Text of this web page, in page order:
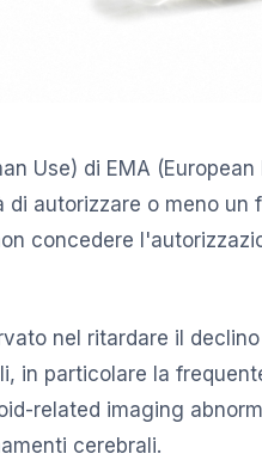
Use) di EMA
autorizzare o meno un
concedere
nel ritardare il
in particolare la
related imaging
cerebrali.